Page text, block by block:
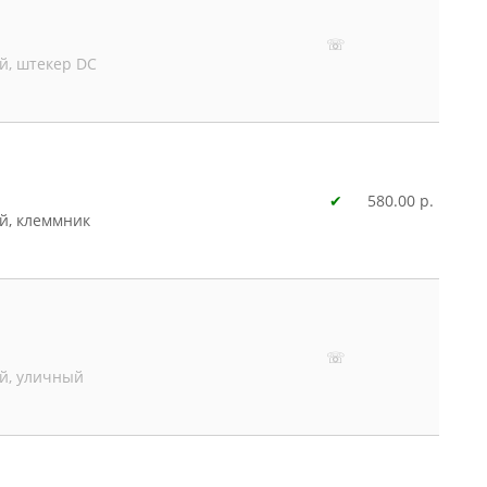
штекер DC
☏
клеммник
✔ 580.00 р.
уличный
☏